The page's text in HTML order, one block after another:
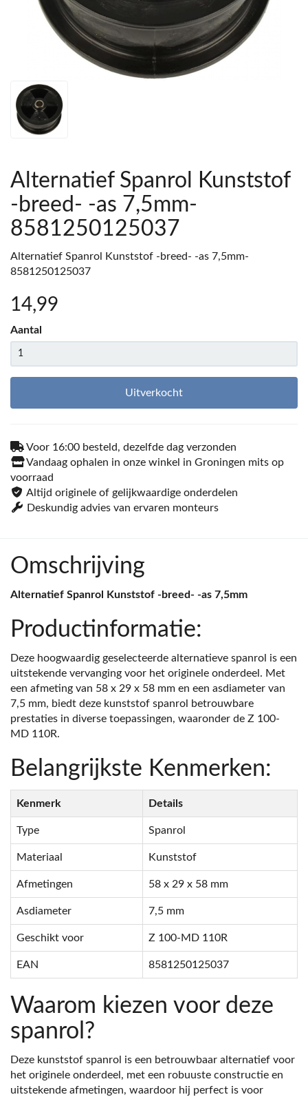
Alternatief Spanrol Kunststof
-breed- -as 7,5mm-
8581250125037
Alternatief Spanrol Kunststof -breed- -as 7,5mm-
8581250125037
14,99
Aantal
Uitverkocht
Voor 16:00 besteld, dezelfde dag verzonden
Vandaag ophalen in onze winkel in Groningen mits op
voorraad
Altijd originele of gelijkwaardige onderdelen
Deskundig advies van ervaren monteurs
Omschrijving
Alternatief Spanrol Kunststof -breed- -as 7,5mm
Productinformatie:
Deze hoogwaardig geselecteerde alternatieve spanrol is een
uitstekende vervanging voor het originele onderdeel. Met
een afmeting van 58 x 29 x 58 mm en een asdiameter van
7,5 mm, biedt deze kunststof spanrol betrouwbare
prestaties in diverse toepassingen, waaronder de Z 100-
MD 110R.
Belangrijkste Kenmerken:
Kenmerk Details
Type Spanrol
Materiaal Kunststof
Afmetingen 58 x 29 x 58 mm
Asdiameter 7,5 mm
Geschikt voor Z 100-MD 110R
EAN 8581250125037
Waarom kiezen voor deze
spanrol?
Deze kunststof spanrol is een betrouwbaar alternatief voor
het originele onderdeel, met een robuuste constructie en
uitstekende afmetingen, waardoor hij perfect is voor